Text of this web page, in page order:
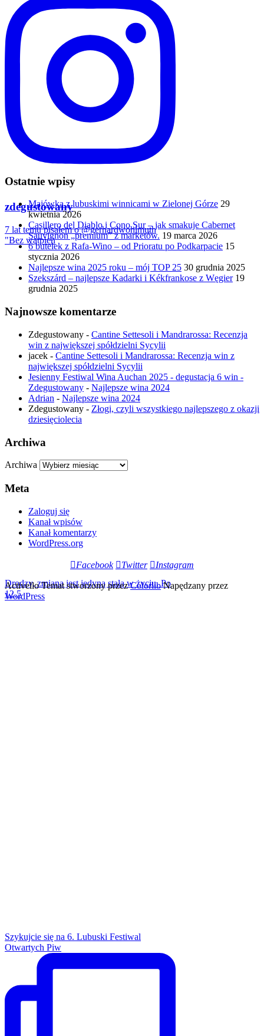
zdegustowany
7 lat temu pisałem o @gerhardwohlmuth
"Bez wątpien
Drodzy, zmiana jest jedyną stałą w życiu. Po
12,5
Szykujcie się na 6. Lubuski Festiwal
Otwartych Piw
Ostatnie wpisy
Majówka z lubuskimi winnicami w Zielonej Górze 29
kwietnia 2026
Casillero del Diablo i Cono Sur – jak smakuje Cabernet
Sauvignon „premium” z marketów. 19 marca 2026
6 butelek z Rafa-Wino – od Prioratu po Podkarpacie 15
stycznia 2026
Najlepsze wina 2025 roku – mój TOP 25 30 grudnia 2025
Szekszárd – najlepsze Kadarki i Kékfrankose z Węgier 19
grudnia 2025
Najnowsze komentarze
Zdegustowany - Cantine Settesoli i Mandrarossa: Recenzja
win z największej spółdzielni Sycylii
jacek - Cantine Settesoli i Mandrarossa: Recenzja win z
największej spółdzielni Sycylii
Jesienny Festiwal Wina Auchan 2025 - degustacja 6 win -
Zdegustowany - Najlepsze wina 2024
Adrian - Najlepsze wina 2024
Zdegustowany - Złogi, czyli wszystkiego najlepszego z okazji
dziesięciolecia
Archiwa
Archiwa
Meta
Zaloguj się
Kanał wpisów
Kanał komentarzy
WordPress.org
Facebook Twitter Instagram
Activello Temat stworzony przezColorlibNapędzany przez
WordPress